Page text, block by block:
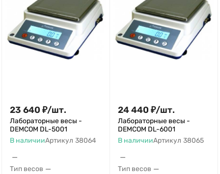
23 640 ₽/шт.
Лабораторные весы -
DEMCOM DL-5001
В наличииАртикул 38064
—
Тип весов —
24 440 ₽/шт.
Лабораторные весы -
DEMCOM DL-6001
В наличииАртикул 38065
—
Тип весов —